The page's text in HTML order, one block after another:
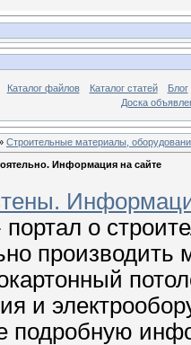
Каталог файлов Каталог статей
Блог
Доска
Строительные материалы,
Информация на сайте
о
производить
и
подробную